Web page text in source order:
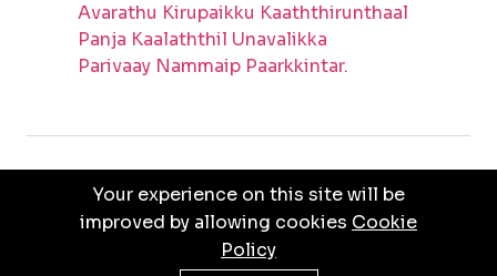
Avarathu Kirupaikku Kaaththirunthaal
Panja Kaalaththil Unavalikka
Parivaay Nammaip Paarkkintar.
PRIVACY POLICYTERMS & CONDITIONS
© ALL RIGHTS RESERVED BYJEBATHOTTAM
Your experience on this site will be
improved by allowing cookies Cookie
Policy